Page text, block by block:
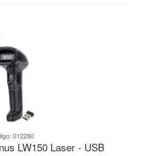
012280
LW150 Laser - USB